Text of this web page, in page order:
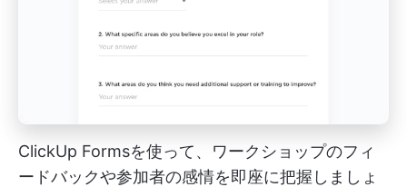
ClickUp Formsを使って、ワークショップのフィ
ードバックや参加者の感情を即座に把握しましょ